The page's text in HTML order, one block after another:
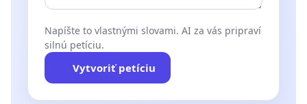
Napíšte to vlastnými slovami. AI za vás pripraví
silnú petíciu.
Vytvoriť petíciu